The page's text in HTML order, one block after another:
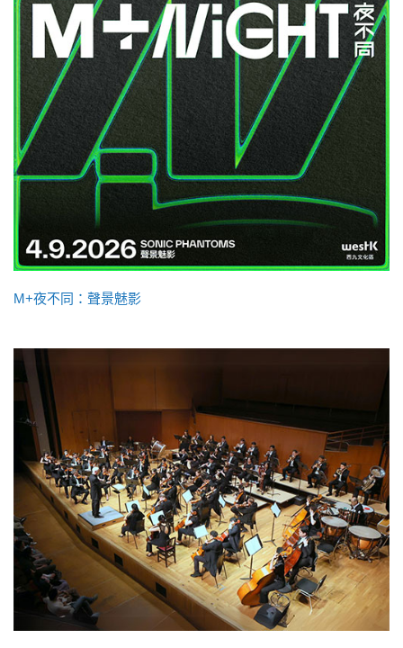
M+夜不同：聲景魅影